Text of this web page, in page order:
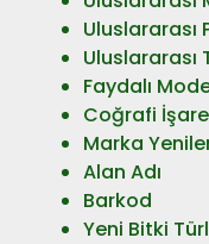
Uluslararası
Uluslararası
Faydalı
Coğrafi
Marka
Alan Adı
Barkod
Yeni Bitki